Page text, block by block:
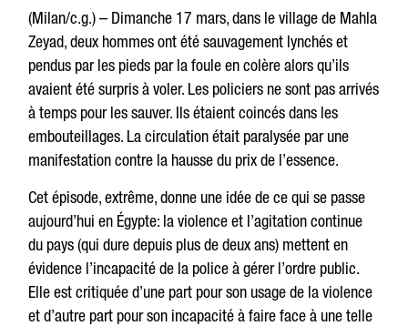
(Milan/c.g.) – Dimanche 17 mars, dans le village de Mahla
Zeyad, deux hommes ont été sauvagement lynchés et
pendus par les pieds par la foule en colère alors qu’ils
avaient été surpris à voler. Les policiers ne sont pas arrivés
à temps pour les sauver. Ils étaient coincés dans les
embouteillages. La circulation était paralysée par une
manifestation contre la hausse du prix de l’essence.
Cet épisode, extrême, donne une idée de ce qui se passe
aujourd’hui en Égypte: la violence et l’agitation continue
du pays (qui dure depuis plus de deux ans) mettent en
évidence l’incapacité de la police à gérer l’ordre public.
Elle est critiquée d’une part pour son usage de la violence
et d’autre part pour son incapacité à faire face à une telle